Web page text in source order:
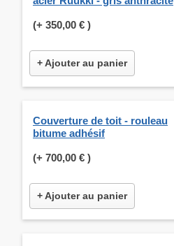
(+ 350,00 € )
+ Ajouter au panier
Couverture de toit - rouleau
bitume adhésif
(+ 700,00 € )
+ Ajouter au panier